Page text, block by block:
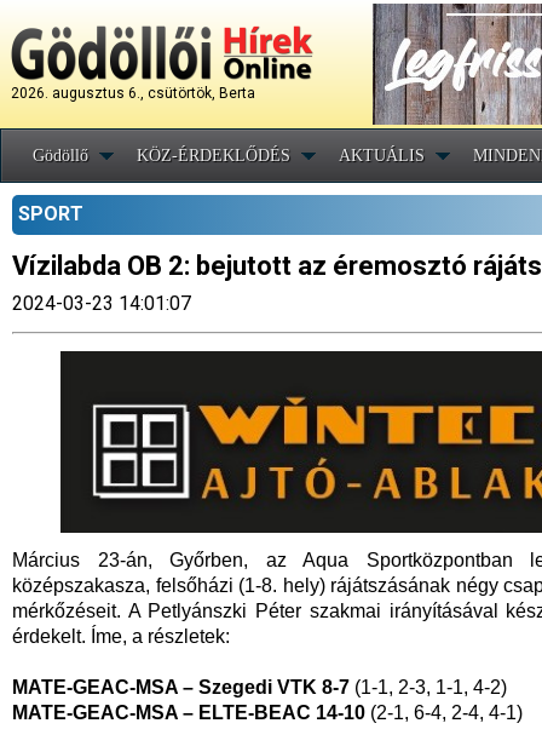
2026. augusztus 6., csütörtök, Berta
Gödöllő KÖZ-ÉRDEKLŐDÉS AKTUÁLIS
SPORT
Vízilabda OB 2: bejutott az éremosztó
2024-03-23 14:01:07
Március 23-án, Győrben, az Aqua Sportközpontban
középszakasza, felsőházi (1-8. hely) rájátszásának négy
mérkőzéseit. A Petlyánszki Péter szakmai irányításával
érdekelt. Íme, a részletek:
MATE-GEAC-MSA – Szegedi VTK 8-7 (1-1, 2-3, 1-1, 4-2)
MATE-GEAC-MSA – ELTE-BEAC 14-10 (2-1, 6-4, 2-4, 4-1)